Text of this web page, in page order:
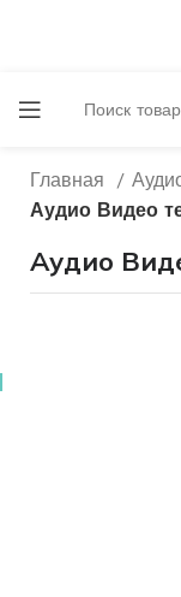
Главная
Аудио Видео
Аудио